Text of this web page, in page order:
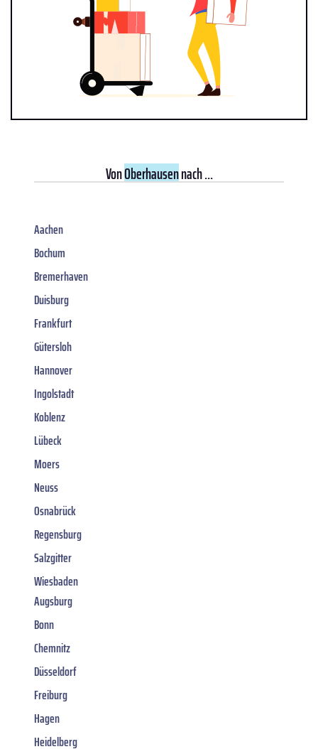
VonOberhausennach ...
Aachen
Bochum
Bremerhaven
Duisburg
Frankfurt
Gütersloh
Hannover
Ingolstadt
Koblenz
Lübeck
Moers
Neuss
Osnabrück
Regensburg
Salzgitter
Wiesbaden
Augsburg
Bonn
Chemnitz
Düsseldorf
Freiburg
Hagen
Heidelberg